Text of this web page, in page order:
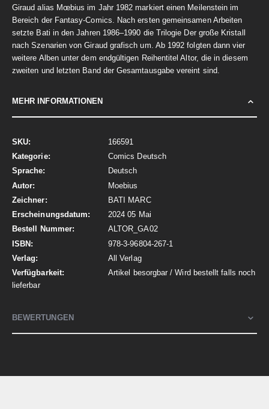
Giraud alias Mœbius im Jahr 1982 markiert einen Meilenstein im
Bereich der Fantasy-Comics. Nach ersten gemeinsamen Arbeiten
setzte Bati in den Jahren 1986–1990 die Trilogie Der große Kristall
nach Szenarien von Giraud grafisch um. Ab 1992 folgten dann vier
weitere Alben unter dem endgültigen Reihentitel Altor, die in diesem
zweiten und letzten Band der Gesamtausgabe vereint sind.
MEHR INFORMATIONEN
Mehr
Informationen
166591
Comics Deutsch
Deutsch
Moebius
BATI MARC
2024 05 Mai
ALTOR_GA02
978-3-96804-267-1
All Verlag
Artikel besorgbar / Wird bestellt falls noch
lieferbar
BEWERTUNGEN